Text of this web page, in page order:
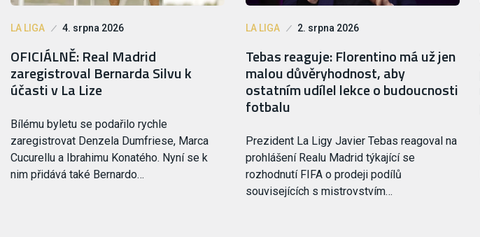
LA LIGA 4. srpna 2026
OFICIÁLNĚ: Real Madrid
zaregistroval Bernarda Silvu k
účasti v La Lize
Bílému byletu se podařilo rychle
zaregistrovat Denzela Dumfriese, Marca
Cucurellu a Ibrahimu Konatého. Nyní se k
nim přidává také Bernardo…
LA LIGA 2. srpna 2026
Tebas reaguje: Florentino má už jen
malou důvěryhodnost, aby
ostatním udílel lekce o budoucnosti
fotbalu
Prezident La Ligy Javier Tebas reagoval na
prohlášení Realu Madrid týkající se
rozhodnutí FIFA o prodeji podílů
souvisejících s mistrovstvím…